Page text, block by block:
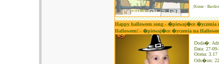
|Konie -
Happy halloween song - �piewaj�ce �yczenia
Halloween! - �piewaj�ce �yczenia na
Doda�:
Data: 27-
Ocena: 3.17
Ods�on: